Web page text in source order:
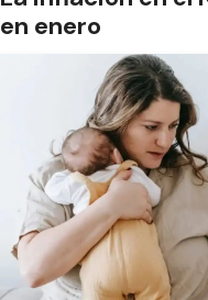
en enero